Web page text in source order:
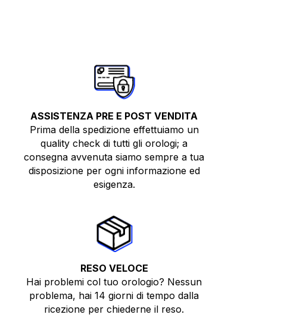
ASSISTENZA PRE E POST VENDITA
Prima della spedizione effettuiamo un
quality check di tutti gli orologi; a
consegna avvenuta siamo sempre a tua
disposizione per ogni informazione ed
esigenza.
RESO VELOCE
Hai problemi col tuo orologio? Nessun
problema, hai 14 giorni di tempo dalla
ricezione per chiederne il reso.